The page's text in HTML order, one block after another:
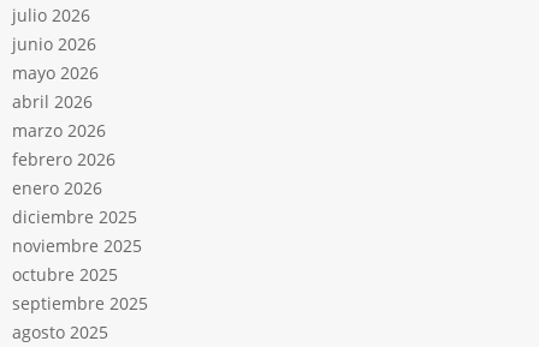
julio 2026
junio 2026
mayo 2026
abril 2026
marzo 2026
febrero 2026
enero 2026
diciembre 2025
noviembre 2025
octubre 2025
septiembre 2025
agosto 2025